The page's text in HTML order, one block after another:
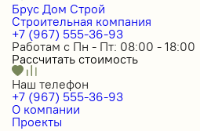
Брус Дом Строй
Строительная компания
+7 (967) 555-36-93
Работам с Пн - Пт: 08:00 - 18:00
Рассчитать стоимость
Наш телефон
+7 (967) 555-36-93
О компании
Проекты